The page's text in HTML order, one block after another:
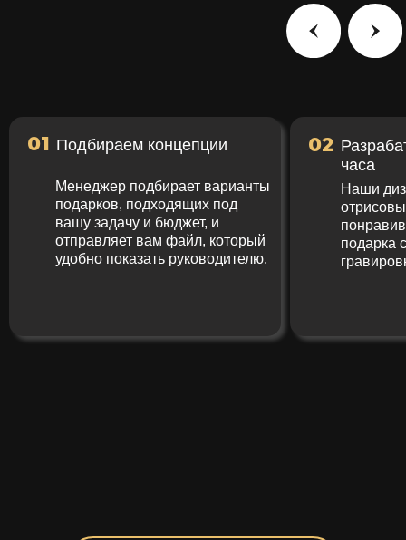
часа
Наши
подарка
02
Менеджер подбирает варианты
подарков, подходящих под
вашу задачу и бюджет, и
отправляет вам файл, который
удобно показать руководителю.
01 Подбираем концепции